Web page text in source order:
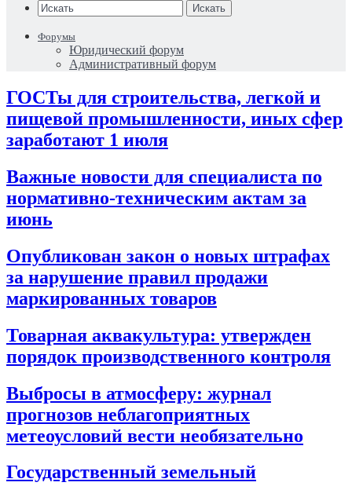
Искать
Форумы
Юридический форум
Административный форум
ГОСТы для строительства, легкой и
пищевой промышленности, иных сфер
заработают 1 июля
Важные новости для специалиста по
нормативно-техническим актам за
июнь
Опубликован закон о новых штрафах
за нарушение правил продажи
маркированных товаров
Товарная аквакультура: утвержден
порядок производственного контроля
Выбросы в атмосферу: журнал
прогнозов неблагоприятных
метеоусловий вести необязательно
Государственный земельный